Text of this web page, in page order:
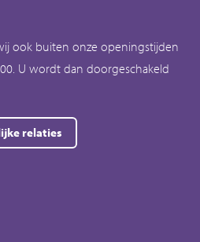
ook buiten onze openingstijden
U wordt dan doorgeschakeld
relaties